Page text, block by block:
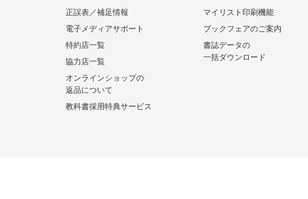
正誤表／補足情報
電子メディアサポート
特約店一覧
協力店一覧
オンラインショップの
返品について
教科書採用特典サービス
マイリスト印刷機能
ブックフェアのご案内
書誌データの
一括ダウンロード